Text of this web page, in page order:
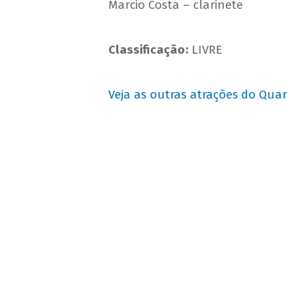
Marcio Costa – clarinete
Classificação:LIVRE
Veja as outras atrações do